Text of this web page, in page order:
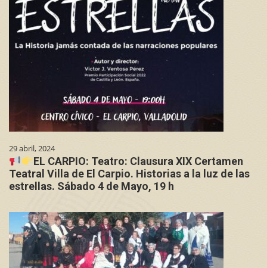
29 abril, 2024
EL CARPIO: Teatro: Clausura XIX Certamen
Teatral Villa de El Carpio. Historias a la luz de las
estrellas. Sábado 4 de Mayo, 19 h